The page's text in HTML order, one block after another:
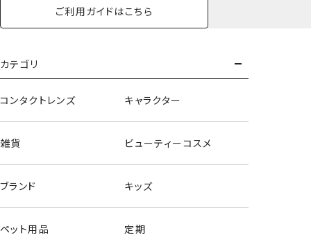
ご利用ガイドはこちら
カテゴリ
コンタクトレンズ キャラクター
雑貨 ビューティーコスメ
ブランド キッズ
ペット用品 定期